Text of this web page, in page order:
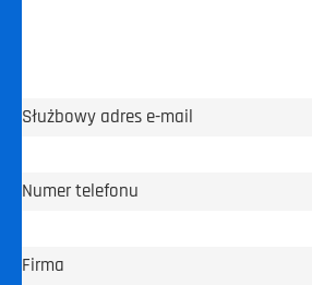
Służbowy adres e-mail
Numer telefonu
Firma